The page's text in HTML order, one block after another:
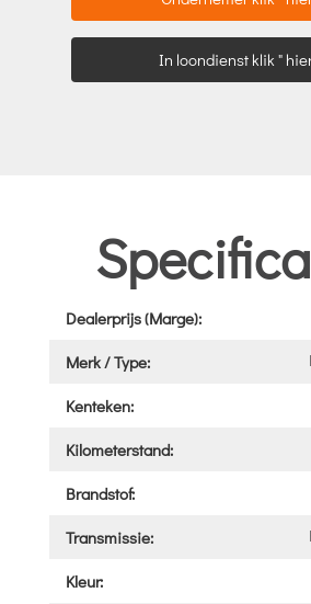
In loondienst klik "
Dealerprijs (Marge):
Merk / Type:
Kenteken:
Kilometerstand:
Brandstof:
Transmissie:
Kleur: